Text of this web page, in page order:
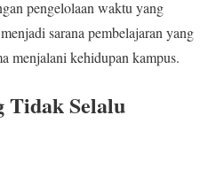
pengelolaan waktu yang
sarana pembelajaran yang
menjalani kehidupan kampus.
Tidak Selalu